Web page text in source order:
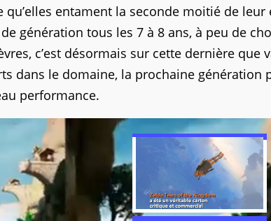
entament la seconde moitié de leur
génération tous les 7 à 8 ans, à peu de
c’est désormais sur cette dernière que
dans le domaine, la prochaine génération
performance.